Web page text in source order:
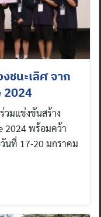
ชนะเลิศ จาก
2024
วมแข่งขันสร้าง
2024 พร้อมคว้า
นที่ 17-20 มกราคม